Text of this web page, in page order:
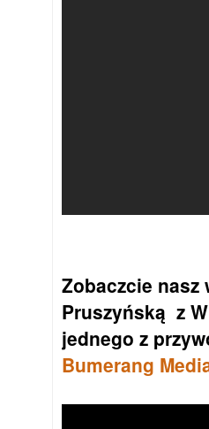
Zobaczcie nasz
Pruszyńską z
jednego z
Bumerang